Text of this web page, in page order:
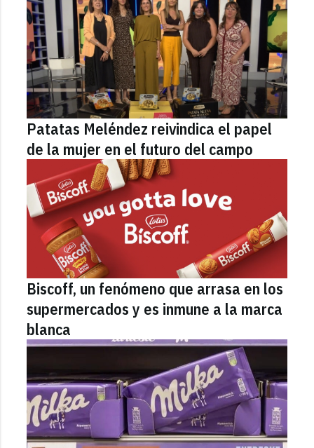
Patatas Meléndez reivindica el papel
de la mujer en el futuro del campo
Biscoff, un fenómeno que arrasa en los
supermercados y es inmune a la marca
blanca